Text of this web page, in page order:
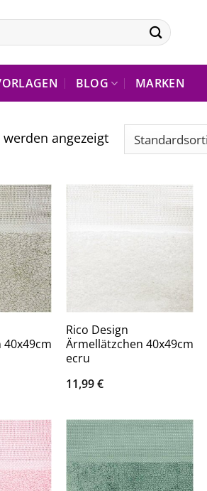
BLOG MARKEN
werden angezeigt
Rico Design
Ärmellätzchen 40x49cm
ecru
11,99€